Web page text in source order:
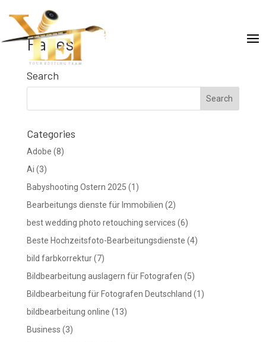
Pages
Search
Categories
Adobe (8)
Ai (3)
Babyshooting Ostern 2025 (1)
Bearbeitungs dienste für Immobilien (2)
best wedding photo retouching services (6)
Beste Hochzeitsfoto-Bearbeitungsdienste (4)
bild farbkorrektur(7)
Bildbearbeitung auslagern für Fotografen (5)
Bildbearbeitung für Fotografen Deutschland (1)
bildbearbeitung online (13)
Business (3)